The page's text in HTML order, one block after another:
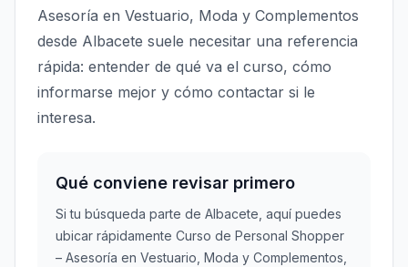
Asesoría en Vestuario, Moda y Complementos
desde Albacete suele necesitar una referencia
rápida: entender de qué va el curso, cómo
informarse mejor y cómo contactar si le
interesa.
Qué conviene revisar primero
Si tu búsqueda parte de Albacete, aquí puedes
ubicar rápidamente Curso de Personal Shopper
– Asesoría en Vestuario, Moda y Complementos,